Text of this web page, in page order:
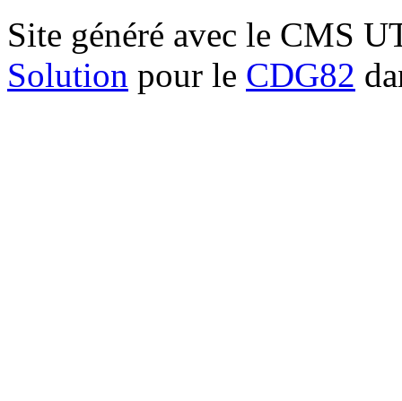
Site généré avec le CMS
Solution pour le CDG82